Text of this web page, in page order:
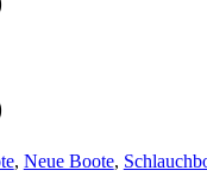
, Neue Boote,